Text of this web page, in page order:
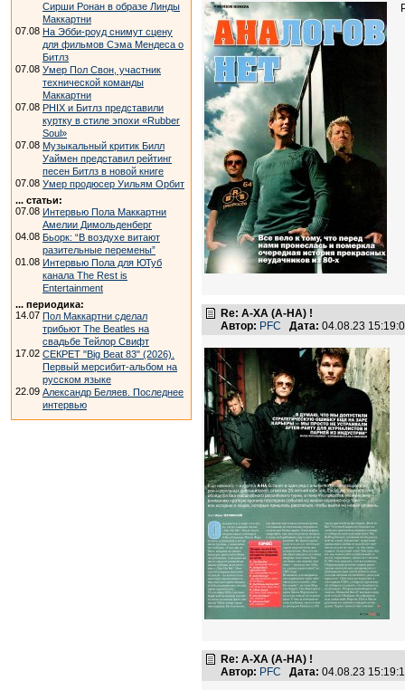
Сирши Ронан в образе Линды
Маккартни
07.08 На Эбби-роуд снимут сцену
для фильмов Сэма Мендеса о
Битлз
07.08 Умер Пол Свон, участник
технической команды
Маккартни
07.08 PHIX и Битлз представили
куртку в стиле эпохи «Rubber
Soul»
07.08 Музыкальный критик Билл
Уаймен представил рейтинг
песен Битлз в новой книге
07.08 Умер продюсер Уильям Орбит
... статьи:
07.08 Интервью Пола Маккартни
Амелии Димольденберг
04.08 Бьорк: “В воздухе витают
разительные перемены”
01.08 Интервью Пола для ЮТуб
канала The Rest is
Entertainment
... периодика:
14.07 Пол Маккартни сделал
трибьют The Beatles на
свадьбе Тейлор Свифт
17.02 СЕКРЕТ "Big Beat 83" (2026).
Первый мерсибит-альбом на
русском языке
22.09 Александр Беляев. Последнее
интервью
Re: А-ХА (A-HA) !
Автор: PFC Дата: 04.08.23
Re: А-ХА (A-HA) !
Автор: PFC Дата: 04.08.23